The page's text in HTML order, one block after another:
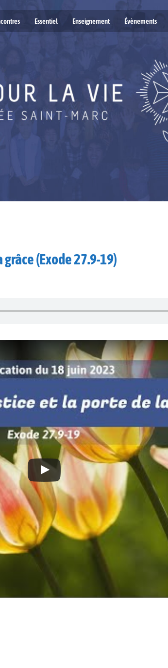
Essentiel Enseignement Évènements
(Exode 27.9-19)